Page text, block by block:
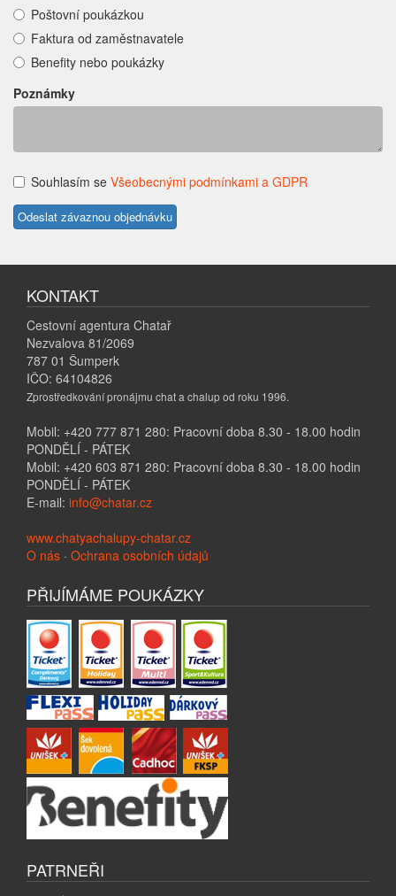
Poštovní poukázkou
Faktura od zaměstnavatele
Benefity nebo poukázky
Poznámky
Souhlasím se Všeobecnými podmínkami a GDPR
KONTAKT
Cestovní agentura Chatař
Nezvalova 81/2069
787 01 Šumperk
IČO: 64104826
Zprostředkování pronájmu chat a chalup od roku 1996.
Mobil: +420 777 871 280: Pracovní doba 8.30 - 18.00 hodin
PONDĚLÍ - PÁTEK
Mobil: +420 603 871 280: Pracovní doba 8.30 - 18.00 hodin
PONDĚLÍ - PÁTEK
E-mail: info@chatar.cz
www.chatyachalupy-chatar.cz
O nás · Ochrana osobních údajů
PŘIJÍMÁME POUKÁZKY
PATRNEŘI